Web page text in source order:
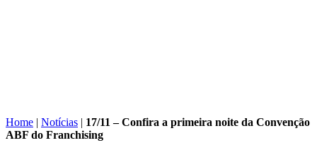
Home | Notícias | 17/11 – Confira a primeira noite da Convenção
ABF do Franchising